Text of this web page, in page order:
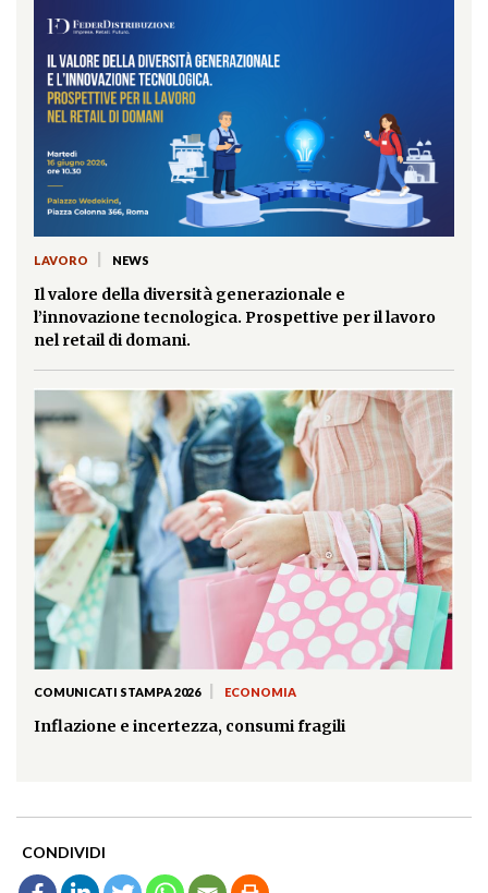
LAVORO NEWS
Il valore della diversità generazionale e
l’innovazione tecnologica. Prospettive per il lavoro
nel retail di domani.
COMUNICATI STAMPA 2026 ECONOMIA
Inflazione e incertezza, consumi fragili
CONDIVIDI